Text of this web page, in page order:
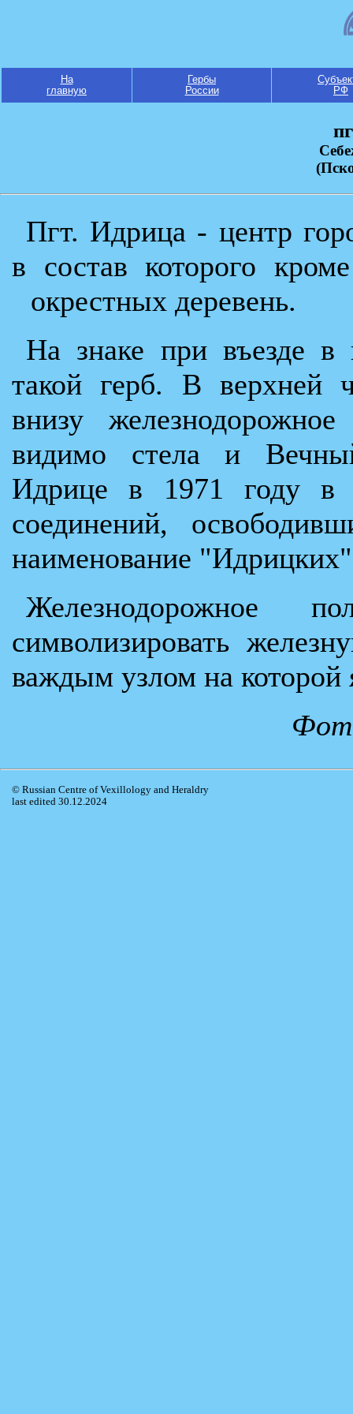
На
главную
Гербы
России
РФ
Пгт. Идрица - центр
в состав которого
окрестных деревень.
На знаке при въезде в
такой герб. В верхней
внизу
видимо стела и
Идрице в 1971 году в
соединений,
наименование
Железнодорожное
символизировать
важдым узлом на которой
© Russian Centre of Vexillology and Heraldry
last edited 30.12.2024